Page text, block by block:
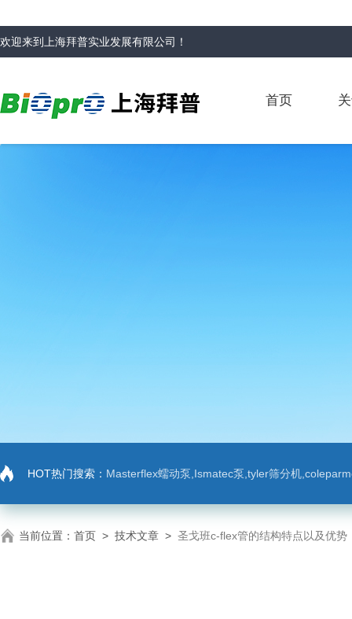
欢迎来到 上海拜普实业发展有限公司 ！
首页
HOT热门搜索： Masterflex蠕动泵,Ismatec泵,tyler筛分机,coleparmer,注射
当前位置： 首页 > 技术文章 > 圣戈班c-flex管的结构特点以及优势